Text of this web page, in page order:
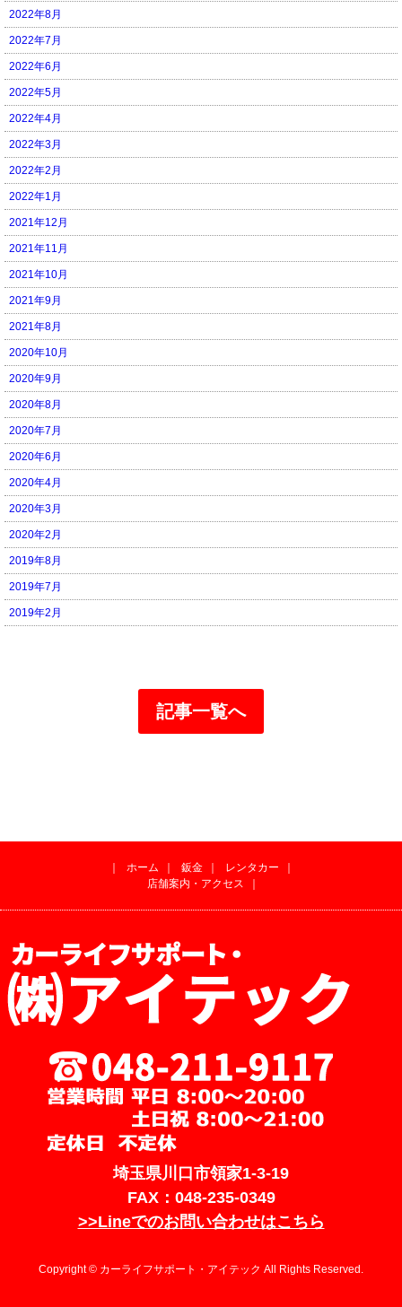
2022年8月
2022年7月
2022年6月
2022年5月
2022年4月
2022年3月
2022年2月
2022年1月
2021年12月
2021年11月
2021年10月
2021年9月
2021年8月
2020年10月
2020年9月
2020年8月
2020年7月
2020年6月
2020年4月
2020年3月
2020年2月
2019年8月
2019年7月
2019年2月
記事一覧へ
｜ ホーム ｜ 鈑金 ｜ レンタカー
｜
店舗案内・アクセス
｜
埼玉県川口市領家1-3-19
FAX：048-235-0349
>>Lineでのお問い合わせはこちら
Copyright © カーライフサポート・アイテック All Rights Reserved.